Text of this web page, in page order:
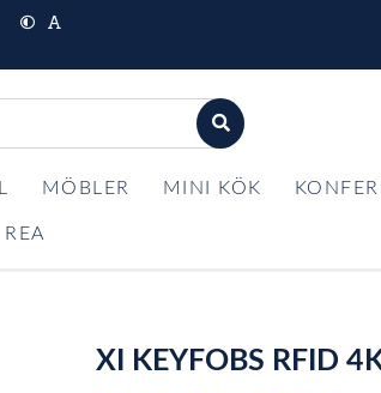
MÖBLER MINI KÖK
REA
XI KEYFOBS RFID